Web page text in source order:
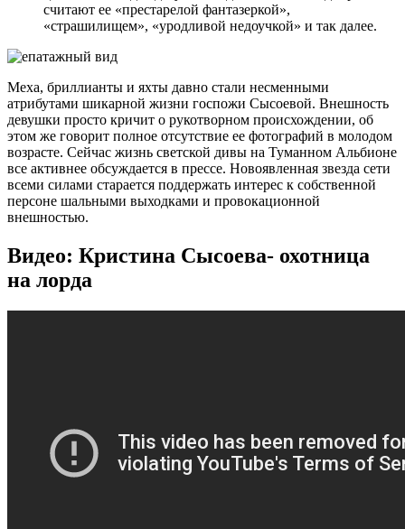
считают ее «престарелой фантазеркой»,
«страшилищем», «уродливой недоучкой» и так далее.
Меха, бриллианты и яхты давно стали несменными
атрибутами шикарной жизни госпожи Сысоевой. Внешность
девушки просто кричит о рукотворном происхождении, об
этом же говорит полное отсутствие ее фотографий в молодом
возрасте. Сейчас жизнь светской дивы на Туманном Альбионе
все активнее обсуждается в прессе. Новоявленная звезда сети
всеми силами старается поддержать интерес к собственной
персоне шальными выходками и провокационной
внешностью.
Видео: Кристина Сысоева- охотница
на лорда